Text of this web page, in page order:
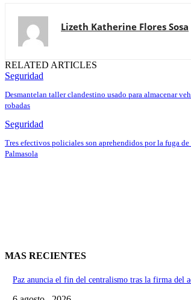
Lizeth Katherine Flores Sosa
RELATED ARTICLES
Seguridad
Desmantelan taller clandestino usado para almacenar
robadas
Seguridad
Tres efectivos policiales son aprehendidos por la fuga de
Palmasola
MAS RECIENTES
Paz anuncia el fin del centralismo tras la firma del